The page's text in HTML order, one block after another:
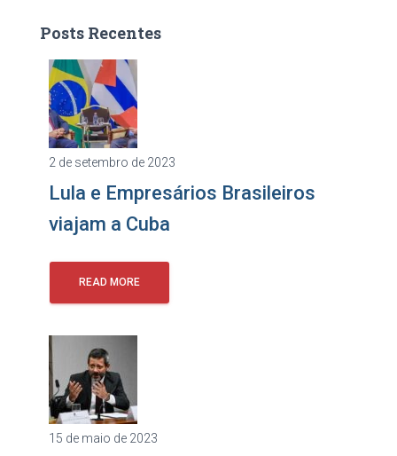
g
Posts Recentes
2 de setembro de 2023
Lula e Empresários Brasileiros
viajam a Cuba
READ MORE
15 de maio de 2023